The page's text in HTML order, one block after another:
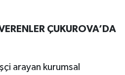
ÇUKUROVA’DA
arayan kurumsal